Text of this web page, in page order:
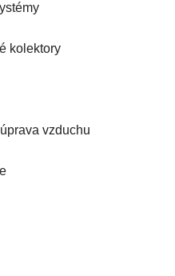
kolektory
vzduchu